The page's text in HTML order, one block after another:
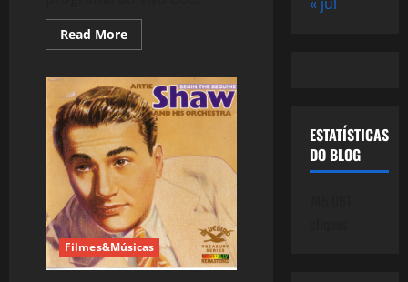
Read MoreRead
more
Jorge,
o
Ben,
o
Jor,
o
amor
e
a
alegria!
Filmes&Músicas
ESTATÍSTICAS
DO BLOG